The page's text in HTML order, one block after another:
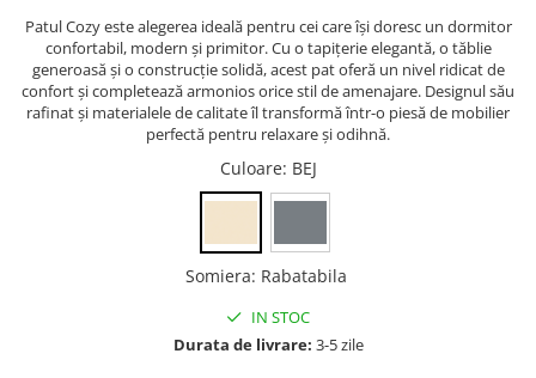
Patul Cozy este alegerea ideală pentru cei care își doresc un dormitor
confortabil, modern și primitor. Cu o tapițerie elegantă, o tăblie
generoasă și o construcție solidă, acest pat oferă un nivel ridicat de
confort și completează armonios orice stil de amenajare. Designul său
rafinat și materialele de calitate îl transformă într-o piesă de mobilier
perfectă pentru relaxare și odihnă.
Culoare: BEJ
Somiera: Rabatabila
IN STOC
Durata de livrare: 3-5 zile